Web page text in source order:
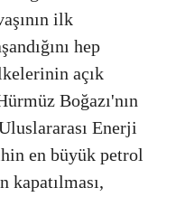
ilk
hep
açık
Boğazı'nın
Enerji
en büyük petrol
kapatılması,